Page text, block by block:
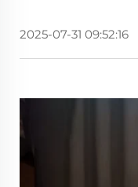
2025-07-31 09:52:16